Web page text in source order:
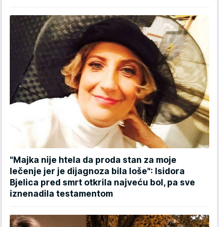
"Majka nije htela da proda stan za moje
lečenje jer je dijagnoza bila loše": Isidora
Bjelica pred smrt otkrila najveću bol, pa sve
iznenadila testamentom